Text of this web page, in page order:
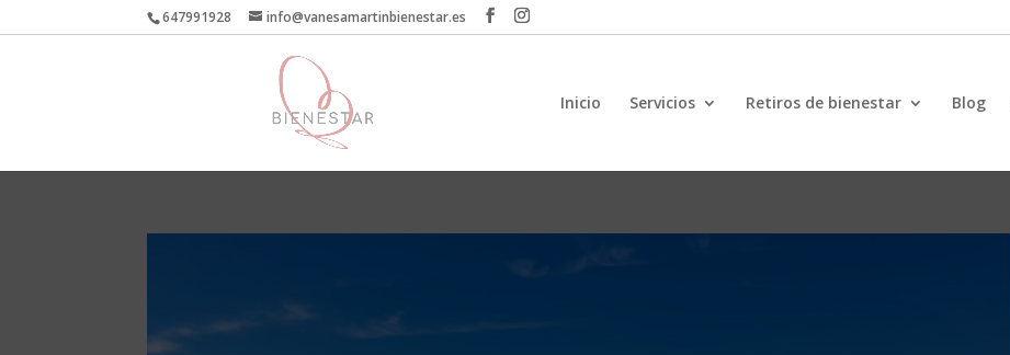
647991928 info@vanesamartinbienestar.es
Inicio Servicios Retiros de bienestar Blog